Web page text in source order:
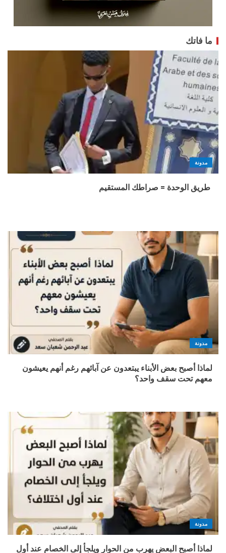
ما فاتك
مدونة
طريق الوحدة = صراطك المستقيم
مدونة
لماذا أصبح بعض الأبناء يبتعدون عن آبائهم رغم أنهم يعيشون
معهم تحت سقف واحد؟
مدونة
لماذا أصبح البعض يهرب من الحوار ويلجأ إلى الخصام عند أول